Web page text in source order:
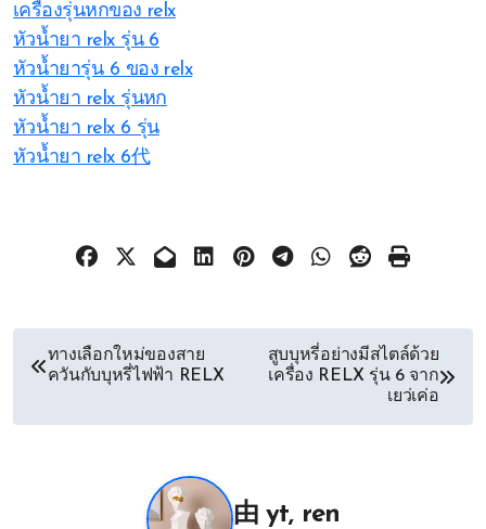
เครื่องรุ่นหกของ relx
หัวน้ำยา relx รุ่น 6
หัวน้ำยารุ่น 6 ของ relx
หัวน้ำยา relx รุ่นหก
หัวน้ำยา relx 6 รุ่น
หัวน้ำยา relx 6代
文ทางเลือกใหม่ของสาย
ควันกับบุหรี่ไฟฟ้า RELX
สูบบุหรี่อย่างมีสไตล์ด้วย
เครื่อง RELX รุ่น 6 จาก
เยว่เค่อ
由yt, ren